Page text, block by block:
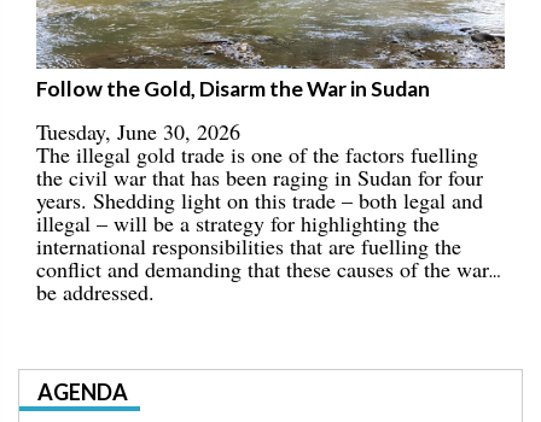
Follow the Gold, Disarm the War in Sudan
Tuesday, June 30, 2026
The illegal gold trade is one of the factors fuelling
the civil war that has been raging in Sudan for four
years. Shedding light on this trade – both legal and
illegal – will be a strategy for highlighting the
international responsibilities that are fuelling the
conflict and demanding that these causes of the war
be addressed.
AGENDA